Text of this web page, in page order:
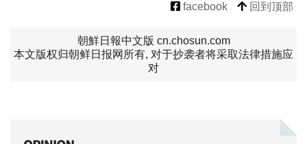
facebook 回到顶部
朝鮮日報中文版 cn.chosun.com
本文版权归朝鲜日报网所有, 对于抄袭者将采取法律措施应
对